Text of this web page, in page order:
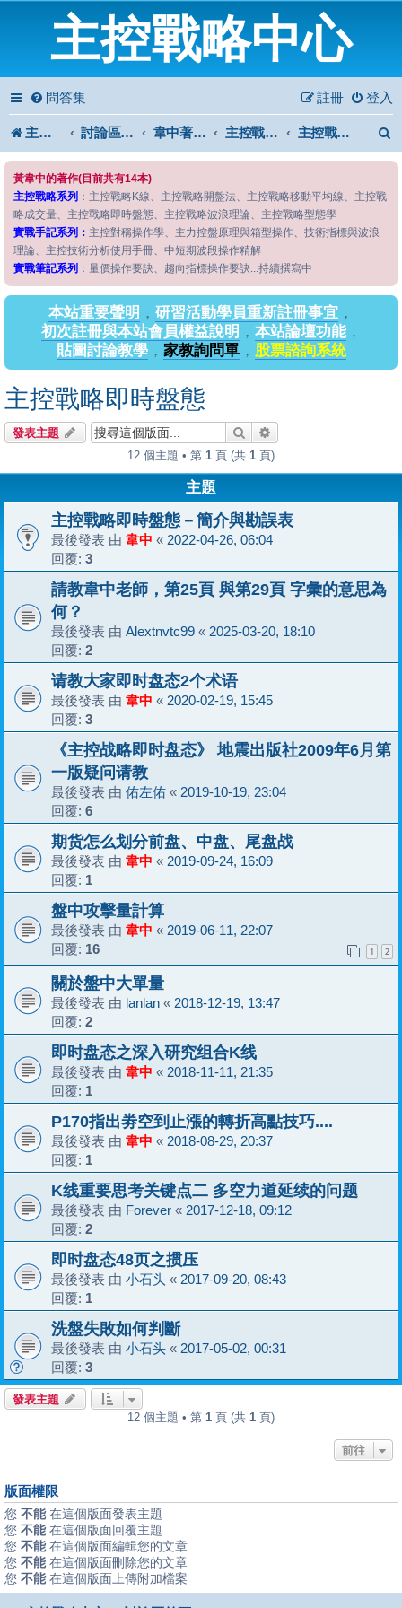
主控戰略中心
問答集 登入
註冊
主控戰略中心 討論區首頁 韋中著作問答區 主控戰略系列 主控戰略即時盤態
黃韋中的著作(目前共有14本)
主控戰略系列 ：主控戰略K線、主控戰略開盤法、主控戰略移動平均線、主控戰
略成交量、主控戰略即時盤態、主控戰略波浪理論、主控戰略型態學
實戰手記系列： 主控對稱操作學、主力控盤原理與箱型操作、技術指標與波浪
理論、主控技術分析使用手冊、中短期波段操作精解
實戰筆記系列 ：量價操作要訣、趨向指標操作要訣...持續撰寫中
本站重要聲明 ， 研習活動學員重新註冊事宜 ，
初次註冊與本站會員權益說明 ， 本站論壇功能，
貼圖討論教學， 家教詢問單， 股票諮詢系統
主控戰略即時盤態
發表主題 搜尋
12 個主題 • 第 1 頁 (共 1 頁)
主題
主控戰略即時盤態－簡介與勘誤表
最後發表 由 韋中 « 2022-04-26, 06:04
回覆: 3
請教韋中老師，第25頁 與第29頁 字彙的意思為
何？
最後發表 由 Alextnvtc99 « 2025-03-20, 18:10
回覆: 2
请教大家即时盘态2个术语
最後發表 由 韋中 « 2020-02-19, 15:45
回覆: 3
《主控战略即时盘态》 地震出版社2009年6月第
一版疑问请教
最後發表 由 佑左佑 « 2019-10-19, 23:04
回覆: 6
期货怎么划分前盘、中盘、尾盘战
最後發表 由 韋中 « 2019-09-24, 16:09
回覆: 1
盤中攻擊量計算
最後發表 由 韋中 « 2019-06-11, 22:07
回覆: 16 1 2
關於盤中大單量
最後發表 由 lanlan « 2018-12-19, 13:47
回覆: 2
即时盘态之深入研究组合K线
最後發表 由 韋中 « 2018-11-11, 21:35
回覆: 1
P170指出劵空到止漲的轉折高點技巧....
最後發表 由 韋中 « 2018-08-29, 20:37
回覆: 1
K线重要思考关键点二 多空力道延续的问题
最後發表 由 Forever « 2017-12-18, 09:12
回覆: 2
即时盘态48页之掼压
最後發表 由 小石头 « 2017-09-20, 08:43
回覆: 1
洗盤失敗如何判斷
最後發表 由 小石头 « 2017-05-02, 00:31
回覆: 3
發表主題
12 個主題 • 第 1 頁 (共 1 頁)
前往
版面權限
您 不能在這個版面發表主題
您 不能在這個版面回覆主題
您 不能在這個版面編輯您的文章
您 不能在這個版面刪除您的文章
您 不能在這個版面上傳附加檔案